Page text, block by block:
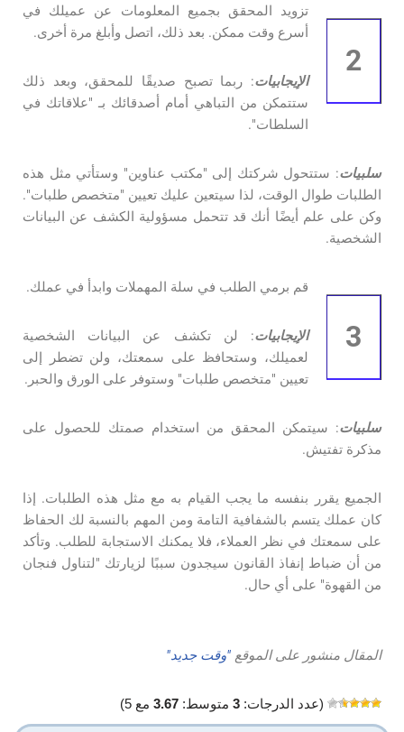
2
تزويد المحقق بجميع المعلومات عن عميلك في
أسرع وقت ممكن. بعد ذلك، اتصل وأبلغ مرة أخرى.
الإيجابيات: ربما تصبح صديقًا للمحقق، وبعد ذلك
ستتمكن من التباهي أمام أصدقائك بـ "علاقاتك في
السلطات".
سلبيات: ستتحول شركتك إلى "مكتب عناوين" وستأتي مثل هذه
الطلبات طوال الوقت، لذا سيتعين عليك تعيين "متخصص طلبات".
وكن على علم أيضًا أنك قد تتحمل مسؤولية الكشف عن البيانات
الشخصية.
3
قم برمي الطلب في سلة المهملات وابدأ في عملك.
الإيجابيات: لن تكشف عن البيانات الشخصية
لعميلك، وستحافظ على سمعتك، ولن تضطر إلى
تعيين "متخصص طلبات" وستوفر على الورق والحبر.
سلبيات: سيتمكن المحقق من استخدام صمتك للحصول على
مذكرة تفتيش.
الجميع يقرر بنفسه ما يجب القيام به مع مثل هذه الطلبات. إذا
كان عملك يتسم بالشفافية التامة ومن المهم بالنسبة لك الحفاظ
على سمعتك في نظر العملاء، فلا يمكنك الاستجابة للطلب. وتأكد
من أن ضباط إنفاذ القانون سيجدون سببًا لزيارتك "لتناول فنجان
من القهوة" على أي حال.
المقال منشور على الموقع "وقت جديد"
(عدد الدرجات: 3 متوسط: 3.67 مع 5)